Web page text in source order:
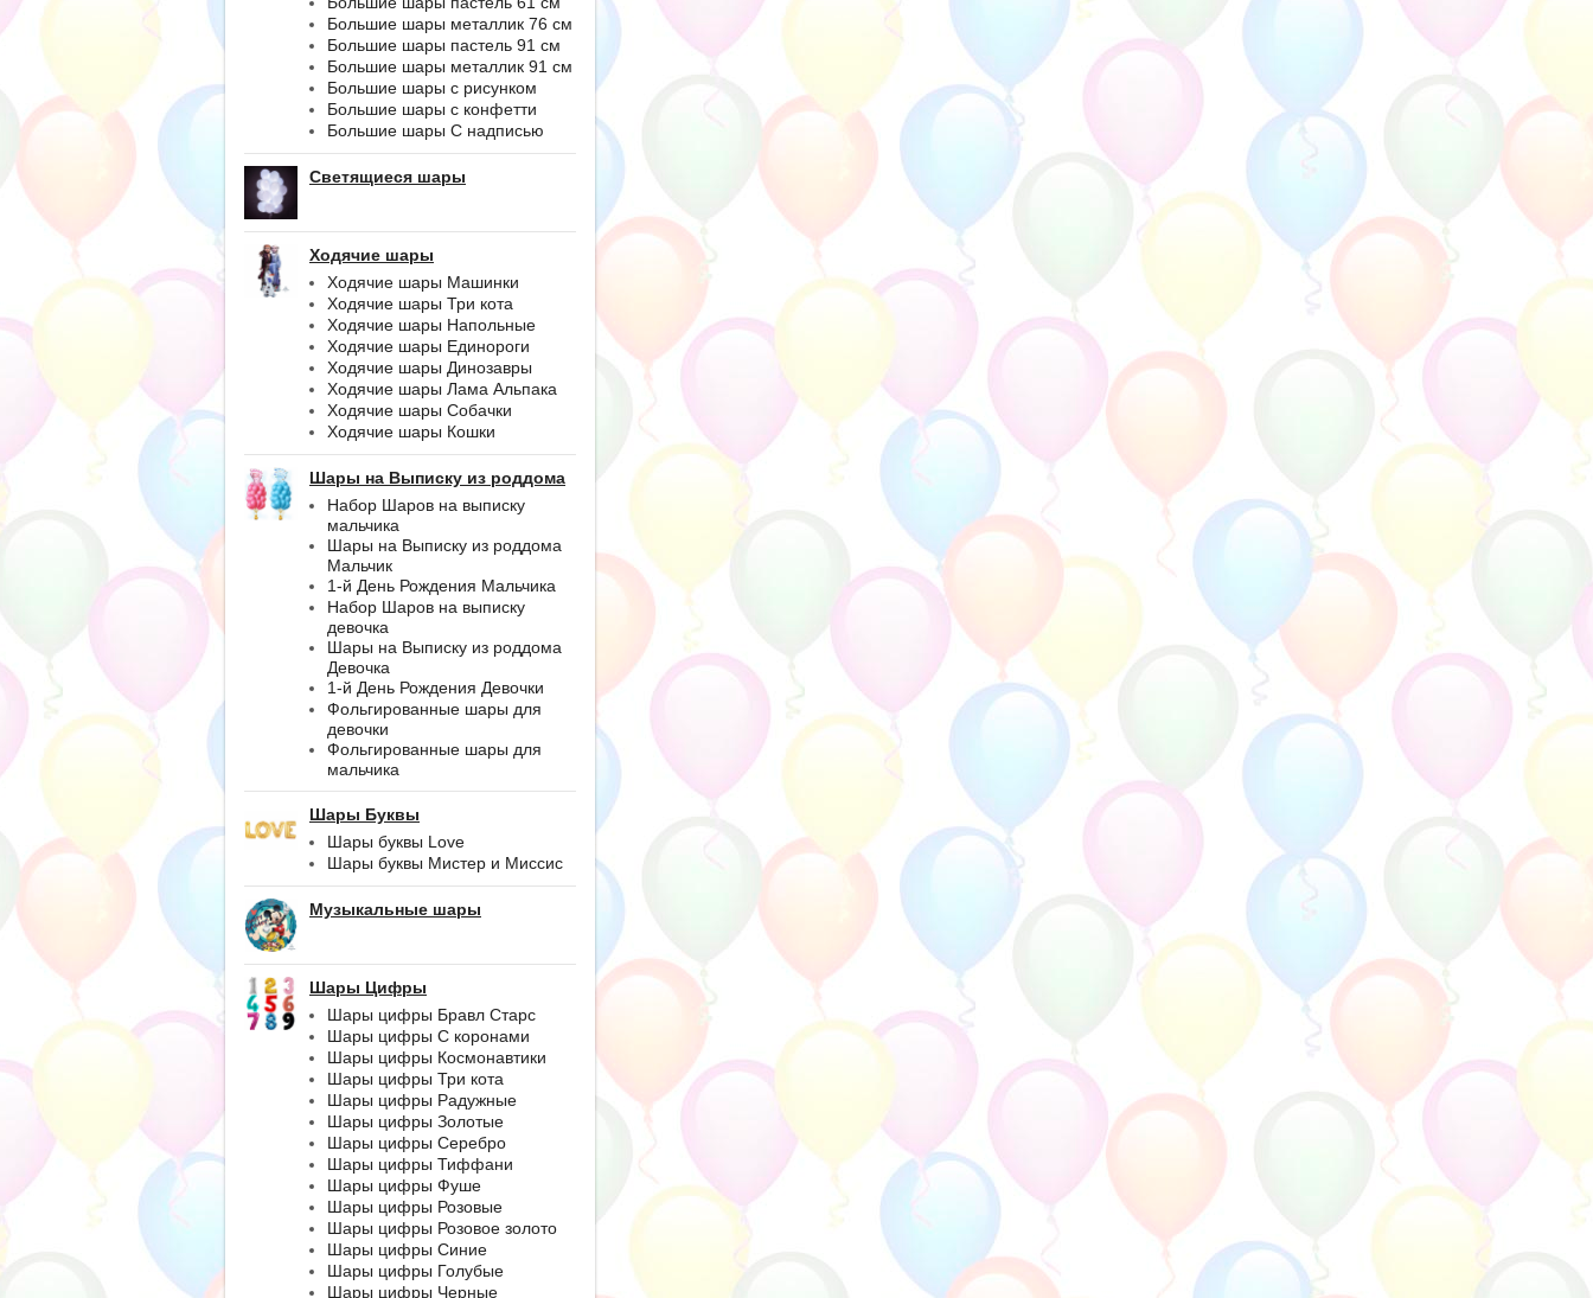
Большие шары металлик 76 см
Большие шары пастель 91 см
Большие шары металлик 91 см
Большие шары с рисунком
Большие шары с конфетти
Большие шары С надписью
Светящиеся шары
Ходячие шары
Ходячие шары Машинки
Ходячие шары Три кота
Ходячие шары Напольные
Ходячие шары Единороги
Ходячие шары Динозавры
Ходячие шары Лама Альпака
Ходячие шары Собачки
Ходячие шары Кошки
Шары на Выписку из роддома
Набор Шаров на выписку
мальчика
Шары на Выписку из роддома
Мальчик
1-й День Рождения Мальчика
Набор Шаров на выписку
девочка
Шары на Выписку из роддома
Девочка
1-й День Рождения Девочки
Фольгированные шары для
девочки
Фольгированные шары для
мальчика
Шары Буквы
Шары буквы Love
Шары буквы Мистер и Миссис
Музыкальные шары
Шары Цифры
Шары цифры Бравл Старс
Шары цифры С коронами
Шары цифры Космонавтики
Шары цифры Три кота
Шары цифры Радужные
Шары цифры Золотые
Шары цифры Серебро
Шары цифры Тиффани
Шары цифры Фуше
Шары цифры Розовые
Шары цифры Розовое золото
Шары цифры Синие
Шары цифры Голубые
Шары цифры Черные